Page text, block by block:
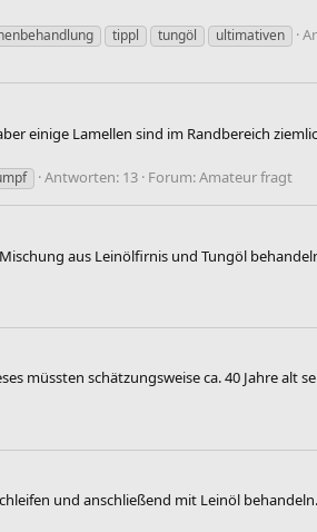
tippl tungöl ultimativen
einige Lamellen sind im Randbereich
Antworten: 13 Forum:Amateur fragt
aus Leinölfirnis und Tungöl
müssten schätzungsweise ca. 40 Jahre alt
und anschließend mit Leinöl